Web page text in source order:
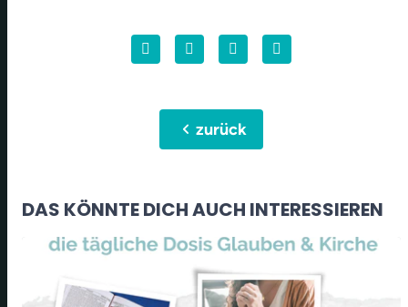
chevron_leftzurück
DAS KÖNNTE DICH AUCH INTERESSIEREN